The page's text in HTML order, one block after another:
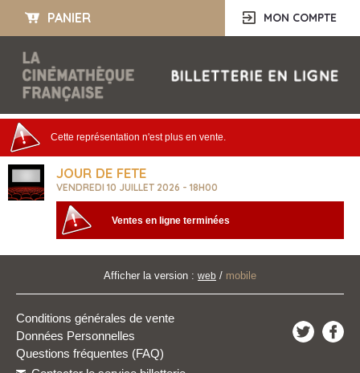
PANIER MON COMPTE
Cette représentation n'est plus en vente.
JOUR DE FETE
VENDREDI 10 JUILLET 2026 - 18H00
Ventes en ligne terminées
Afficher la version : web / mobile
Questions fréquentes (FAQ)
Conditions générales de vente
Données Personnelles